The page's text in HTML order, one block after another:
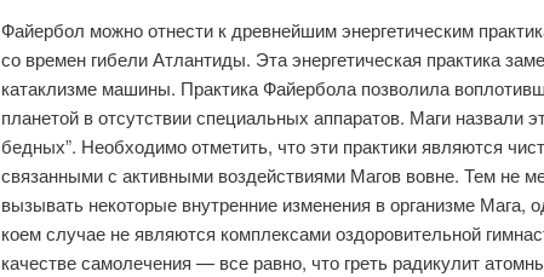
Файербол можно отнести к древнейшим энергетическим
со времен гибели Атлантиды. Эта энергетическая практика
катаклизме машины. Практика Файербола позволила
планетой в отсутствии специальных аппаратов. Маги назвали
бедных”. Необходимо отметить, что эти практики являются
связанными с активными воздействиями Магов вовне. Тем не
вызывать некоторые внутренние изменения в организме Мага,
коем случае не являются комплексами оздоровительной
качестве самолечения — все равно, что греть радикулит